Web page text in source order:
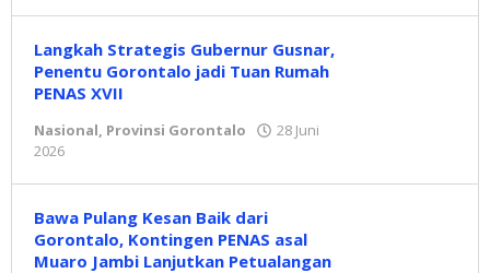
Langkah Strategis Gubernur Gusnar,
Penentu Gorontalo jadi Tuan Rumah
PENAS XVII
Nasional, Provinsi Gorontalo
28 Juni
2026
Bawa Pulang Kesan Baik dari
Gorontalo, Kontingen PENAS asal
Muaro Jambi Lanjutkan Petualangan